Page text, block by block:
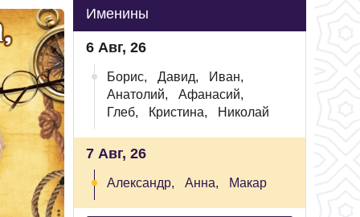
Именины
6 Авг, 26
Борис, Давид,
Иван,
Анатолий,
Афанасий,
Глеб,
Кристина, Николай
7 Авг, 26
Александр, Анна, Макар